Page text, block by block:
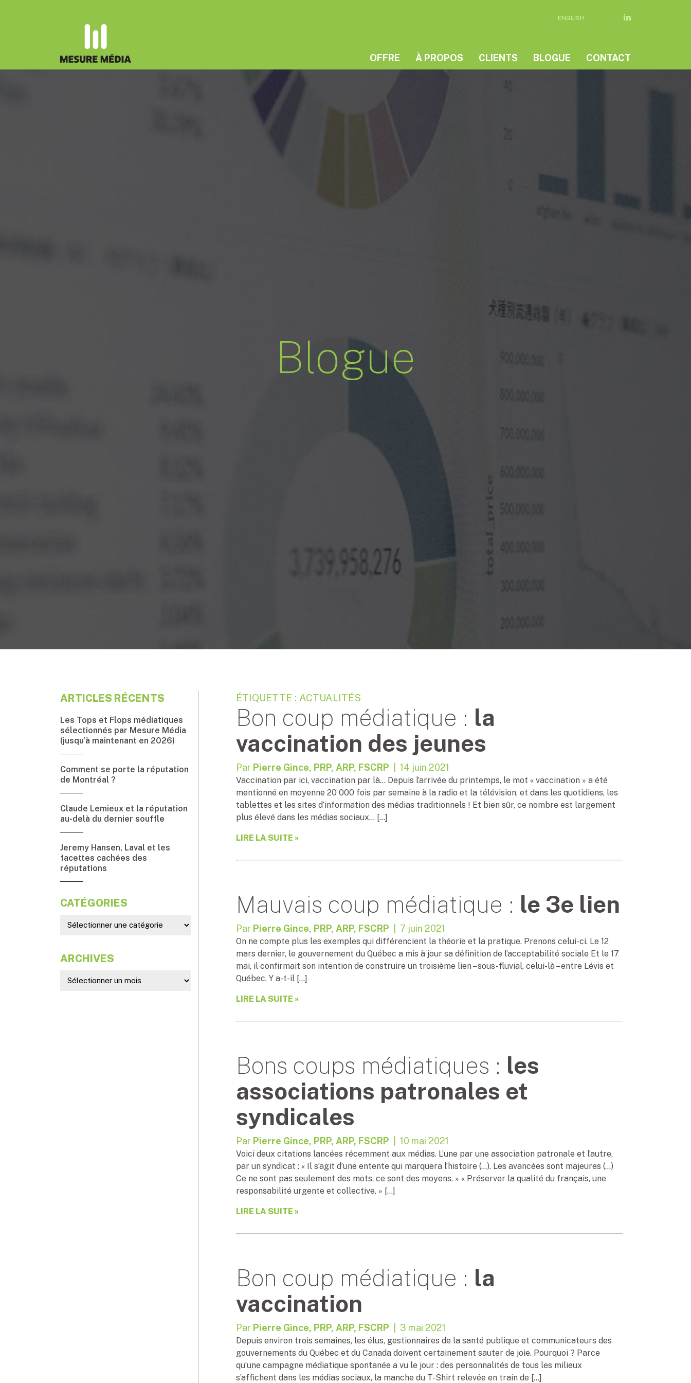
ENGLISH
OFFRE À PROPOS CLIENTS BLOGUE CONTACT
Blogue
ARTICLES RÉCENTS
Les Tops et Flops médiatiques
sélectionnés par Mesure Média
(jusqu’à maintenant en 2026)
Comment se porte la réputation
de Montréal ?
Claude Lemieux et la réputation
au-delà du dernier souffle
Jeremy Hansen, Laval et les
facettes cachées des
réputations
CATÉGORIES
ARCHIVES
ÉTIQUETTE : ACTUALITÉS
Bon coup médiatique : la
vaccination des jeunes
Par Pierre Gince, PRP, ARP, FSCRP | 14 juin 2021
Vaccination par ici, vaccination par là… Depuis l’arrivée du printemps, le mot « vaccination » a été
mentionné en moyenne 20 000 fois par semaine à la radio et la télévision, et dans les quotidiens, les
tablettes et les sites d’information des médias traditionnels ! Et bien sûr, ce nombre est largement
plus élevé dans les médias sociaux… […]
LIRE LA SUITE »
Mauvais coup médiatique : le 3e lien
Par Pierre Gince, PRP, ARP, FSCRP | 7 juin 2021
On ne compte plus les exemples qui différencient la théorie et la pratique. Prenons celui-ci. Le 12
mars dernier, le gouvernement du Québec a mis à jour sa définition de l’acceptabilité sociale Et le 17
mai, il confirmait son intention de construire un troisième lien – sous-fluvial, celui-là – entre Lévis et
Québec. Y a-t-il […]
LIRE LA SUITE »
Bons coups médiatiques : les
associations patronales et
syndicales
Par Pierre Gince, PRP, ARP, FSCRP | 10 mai 2021
Voici deux citations lancées récemment aux médias. L’une par une association patronale et l’autre,
par un syndicat : « Il s’agit d’une entente qui marquera l’histoire (…). Les avancées sont majeures (…)
Ce ne sont pas seulement des mots, ce sont des moyens. » « Préserver la qualité du français, une
responsabilité urgente et collective. » […]
LIRE LA SUITE »
Bon coup médiatique : la
vaccination
Par Pierre Gince, PRP, ARP, FSCRP | 3 mai 2021
Depuis environ trois semaines, les élus, gestionnaires de la santé publique et communicateurs des
gouvernements du Québec et du Canada doivent certainement sauter de joie. Pourquoi ? Parce
qu’une campagne médiatique spontanée a vu le jour : des personnalités de tous les milieux
s’affichent dans les médias sociaux, la manche du T-Shirt relevée en train de […]